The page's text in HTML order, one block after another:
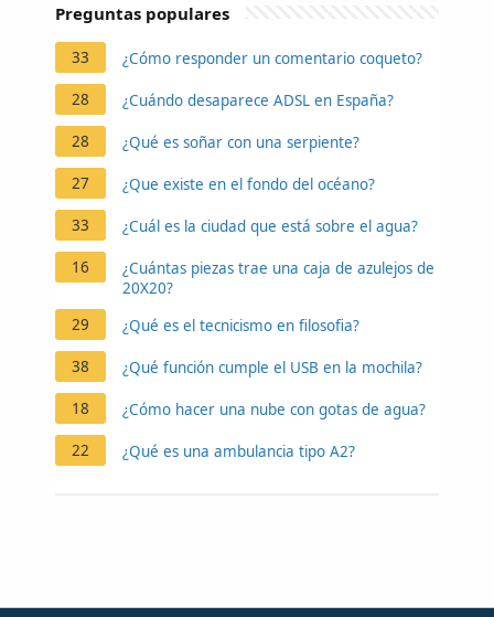
Preguntas populares
33 ¿Cómo responder un comentario coqueto?
28 ¿Cuándo desaparece ADSL en España?
28 ¿Qué es soñar con una serpiente?
27 ¿Que existe en el fondo del océano?
33 ¿Cuál es la ciudad que está sobre el agua?
16
¿Cuántas piezas trae una caja de azulejos de
20X20?
29
¿Qué es el tecnicismo en filosofia?
38 ¿Qué función cumple el USB en la mochila?
18 ¿Cómo hacer una nube con gotas de agua?
22 ¿Qué es una ambulancia tipo A2?